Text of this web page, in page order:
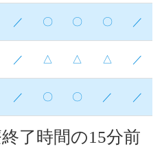
／ 〇 〇 〇 ／
／ △ △ △ ／
／ 〇 〇 ／ ／
了時間の15分前